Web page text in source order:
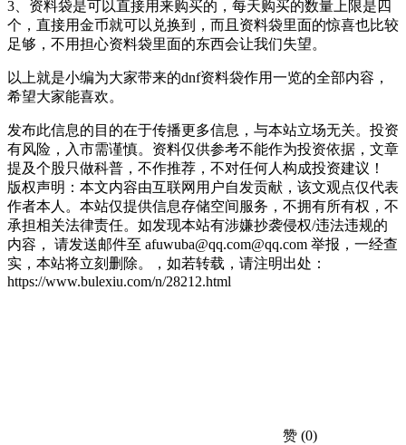
3、资料袋是可以直接用来购买的，每天购买的数量上限是四
个，直接用金币就可以兑换到，而且资料袋里面的惊喜也比较
足够，不用担心资料袋里面的东西会让我们失望。
以上就是小编为大家带来的dnf资料袋作用一览的全部内容，
希望大家能喜欢。
发布此信息的目的在于传播更多信息，与本站立场无关。投资
有风险，入市需谨慎。资料仅供参考不能作为投资依据，文章
提及个股只做科普，不作推荐，不对任何人构成投资建议！
版权声明：本文内容由互联网用户自发贡献，该文观点仅代表
作者本人。本站仅提供信息存储空间服务，不拥有所有权，不
承担相关法律责任。如发现本站有涉嫌抄袭侵权/违法违规的
内容， 请发送邮件至 afuwuba@qq.com@qq.com 举报，一经查
实，本站将立刻删除。，如若转载，请注明出处：
https://www.bulexiu.com/n/28212.html
赞 (0)